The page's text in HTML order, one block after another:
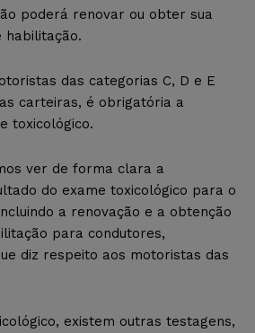
poderá renovar ou obter sua
habilitação.
das categorias C, D e E
carteiras, é obrigatória a
toxicológico.
ver de forma clara a
do exame toxicológico para o
a renovação e a obtenção
para condutores,
diz respeito aos motoristas das
existem outras testagens,